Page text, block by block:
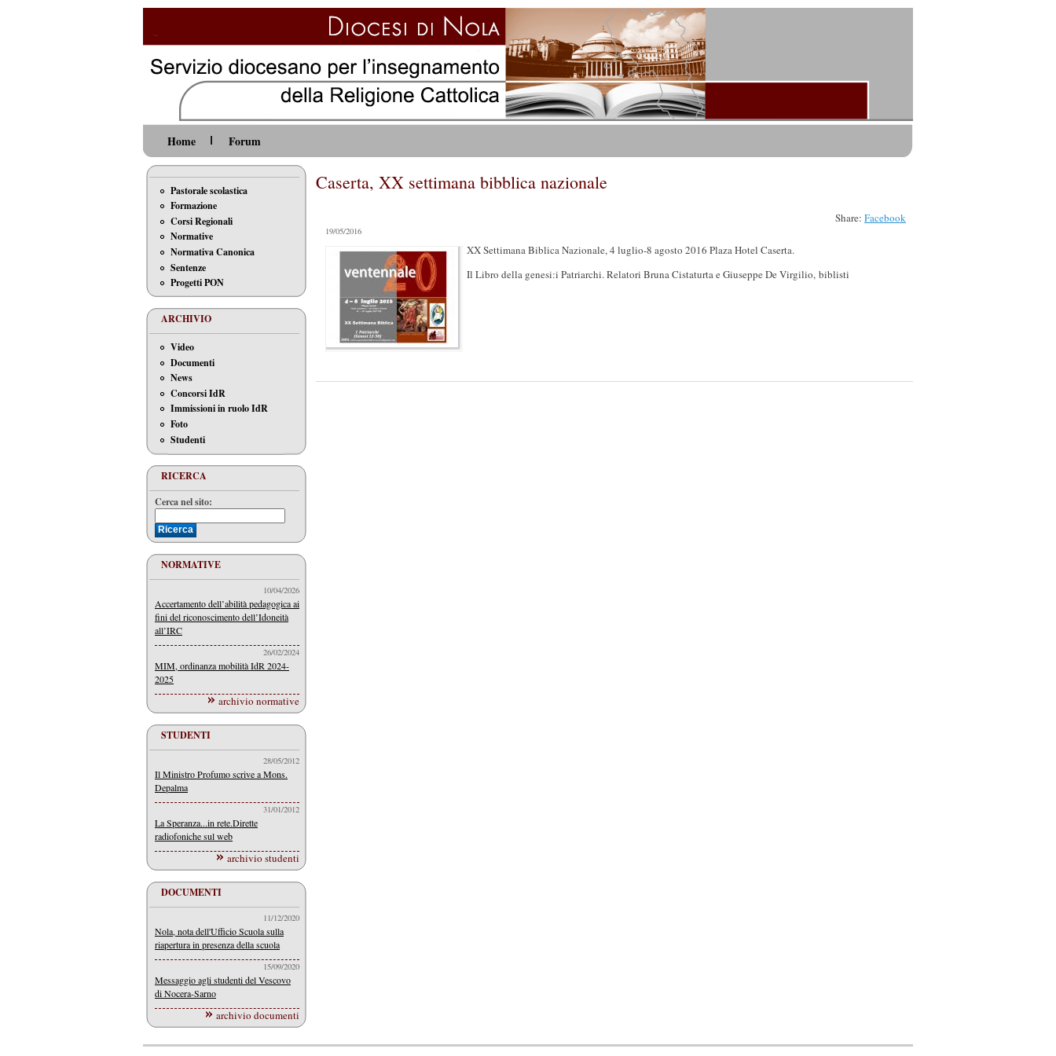
Home Forum
Pastorale scolastica
Formazione
Corsi Regionali
Normative
Normativa Canonica
Sentenze
Progetti PON
ARCHIVIO
Video
Documenti
News
Concorsi IdR
Immissioni in ruolo IdR
Foto
Studenti
RICERCA
Cerca nel sito:
NORMATIVE
10/04/2026
Accertamento dell’abilità pedagogica ai
fini del riconoscimento dell’Idoneità
all’IRC
26/02/2024
MIM, ordinanza mobilità IdR 2024-
2025
archivio normative
STUDENTI
28/05/2012
Il Ministro Profumo scrive a Mons.
Depalma
31/01/2012
La Speranza...in rete.Dirette
radiofoniche sul web
archivio studenti
DOCUMENTI
11/12/2020
Nola, nota dell'Ufficio Scuola sulla
riapertura in presenza della scuola
15/09/2020
Messaggio agli studenti del Vescovo
di Nocera-Sarno
archivio documenti
Caserta, XX settimana bibblica nazionale
Share: Facebook
19/05/2016
XX Settimana Biblica Nazionale, 4 luglio-8 agosto 2016 Plaza Hotel Caserta.
Il Libro della genesi:i Patriarchi. Relatori Bruna Cistaturta e Giuseppe De Virgilio, biblisti